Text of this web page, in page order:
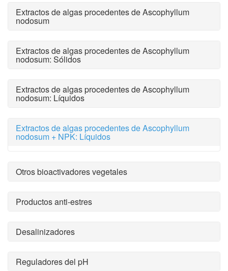
Extractos de algas procedentes de Ascophyllum
nodosum
Extractos de algas procedentes de Ascophyllum
nodosum: Sólidos
Extractos de algas procedentes de Ascophyllum
nodosum: Líquidos
Extractos de algas procedentes de Ascophyllum
nodosum + NPK: Líquidos
Otros bioactivadores vegetales
Productos anti-estres
Desalinizadores
Reguladores del pH